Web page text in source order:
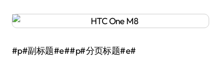
#p#副标题#e##p#分页标题#e#